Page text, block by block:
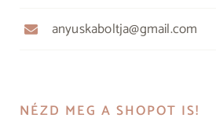
anyuskaboltja@gmail.com
NÉZD MEG A SHOPOT IS!